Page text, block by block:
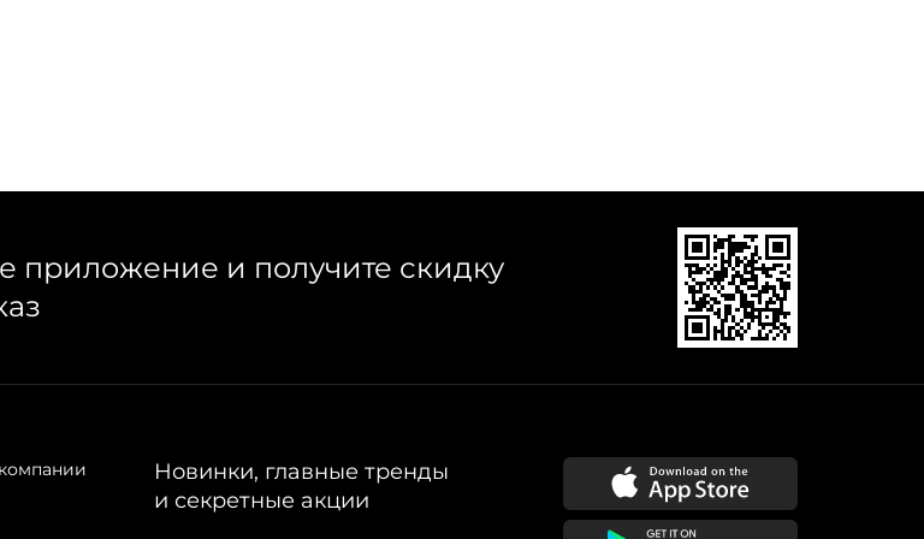
приложение и получите скидку
Новинки, главные тренды
и секретные акции